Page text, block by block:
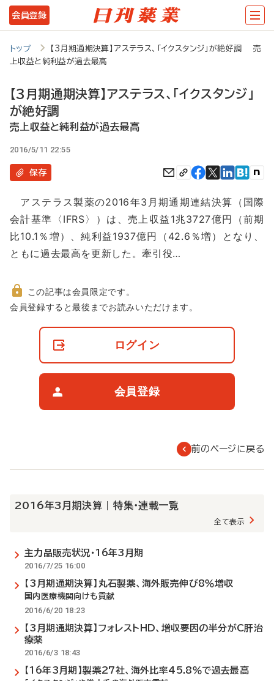
メ
イ
テ
ン
ツ
に
会員登録
トップ
【3月期通期決算】アステラス、「イクスタンジ」が絶好調 売
上収益と純利益が過去最高
【3月期通期決算】アステラス、「イクスタンジ」
が絶好調
売上収益と純利益が過去最高
2016/5/11 22:55
保存
アステラス製薬の2016年3月期通期連結決算（国際
会計基準〈IFRS〉）は、売上収益1兆3727億円（前期
比10.1％増）、純利益1937億円（42.6％増）となり、
ともに過去最高を更新した。牽引役…
非
この記事は会員限定です。
会員登録すると最後までお読みいただけます。
ログイン
会員登録
前のページに戻る
2016年3月期決算 | 特集・連載一覧
全て表示
主力品販売状況・16年3月期
2016/7/25 16:00
【3月期通期決算】丸石製薬、海外販売伸び8％増収
国内医療機関向けも貢献
2016/6/20 18:23
【3月期通期決算】フォレストHD、増収要因の半分がC肝治
療薬
2016/6/3 18:43
【16年3月期】製薬27社、海外比率45.8％で過去最高